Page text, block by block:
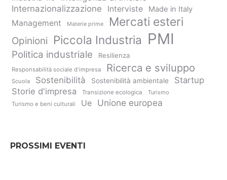
Internazionalizzazione
Interviste Made in Italy
Management Materie prime Mercati esteri
Opinioni Piccola Industria PMI
Politica industriale Resilienza
Responsabilità sociale d'impresa Ricerca e sviluppo
Scuola Sostenibilità Sostenibilità ambientale
Startup
Storie d'impresa
Transizione ecologica
Turismo
Turismo e beni culturali
Ue Unione europea
PROSSIMI EVENTI